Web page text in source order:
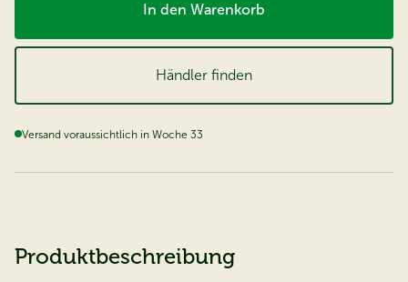
In den Warenkorb
Händler finden
Versand voraussichtlich in Woche 33
Produktbeschreibung